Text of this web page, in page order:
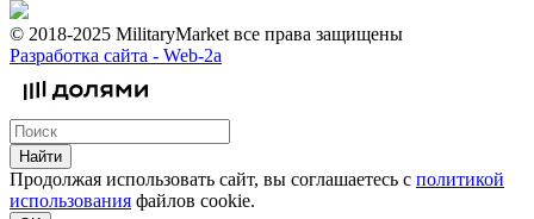
© 2018-2025 MilitaryMarket все права защищены
Разработка сайта - Web-2a
Найти
Продолжая использовать сайт, вы соглашаетесь с политикой
использования файлов cookie.